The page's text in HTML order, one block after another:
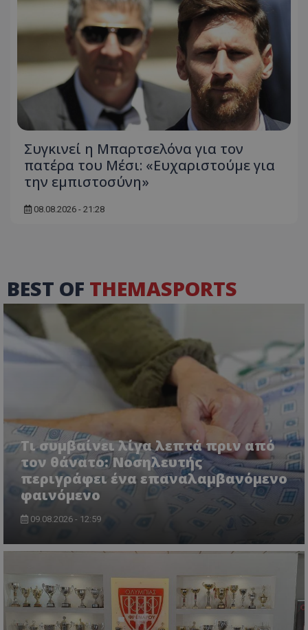
Συγκινεί η Μπαρτσελόνα για τον
πατέρα του Μέσι: «Ευχαριστούμε για
την εμπιστοσύνη»
08.08.2026 - 21:28
BEST OF THEMASPORTS
Τι συμβαίνει λίγα λεπτά πριν από
τον θάνατο: Νοσηλευτής
περιγράφει ένα επαναλαμβανόμενο
φαινόμενο
09.08.2026 - 12:59